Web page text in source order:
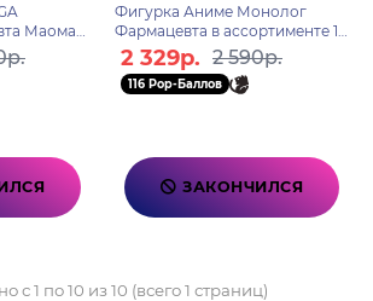
Маомао
Фигурка Аниме Монолог
Фармацевта в ассортименте 1
шт Blind box YWMA-M1301
2 329р. 2 590р.
116 Pop-Баллов
ЗАКОНЧИЛСЯ
с 1 по 10 из 10 (всего 1 страниц)